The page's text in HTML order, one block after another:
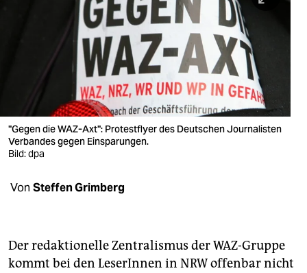
wahrheit
verlag
verlag
veranstaltungen
shop
fragen & hilfe
genossenschaft
"Gegen die WAZ-Axt": Protestflyer des Deutschen Journalisten
Verbandes gegen Einsparungen.
Bild: dpa
Von Steffen Grimberg
Der redaktionelle Zentralismus der WAZ-Gruppe
kommt bei den LeserInnen in NRW offenbar nicht